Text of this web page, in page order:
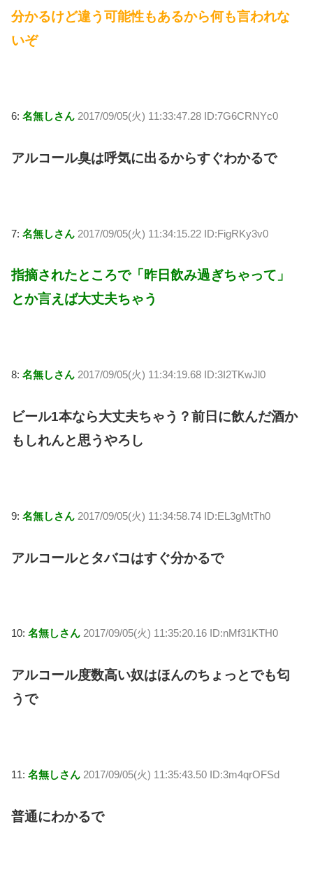
分かるけど違う可能性もあるから何も言われな
いぞ
6: 名無しさん 2017/09/05(火) 11:33:47.28 ID:7G6CRNYc0
アルコール臭は呼気に出るからすぐわかるで
7: 名無しさん 2017/09/05(火) 11:34:15.22 ID:FigRKy3v0
指摘されたところで「昨日飲み過ぎちゃって」
とか言えば大丈夫ちゃう
8: 名無しさん 2017/09/05(火) 11:34:19.68 ID:3I2TKwJl0
ビール1本なら大丈夫ちゃう？前日に飲んだ酒か
もしれんと思うやろし
9: 名無しさん 2017/09/05(火) 11:34:58.74 ID:EL3gMtTh0
アルコールとタバコはすぐ分かるで
10: 名無しさん 2017/09/05(火) 11:35:20.16 ID:nMf31KTH0
アルコール度数高い奴はほんのちょっとでも匂
うで
11: 名無しさん 2017/09/05(火) 11:35:43.50 ID:3m4qrOFSd
普通にわかるで